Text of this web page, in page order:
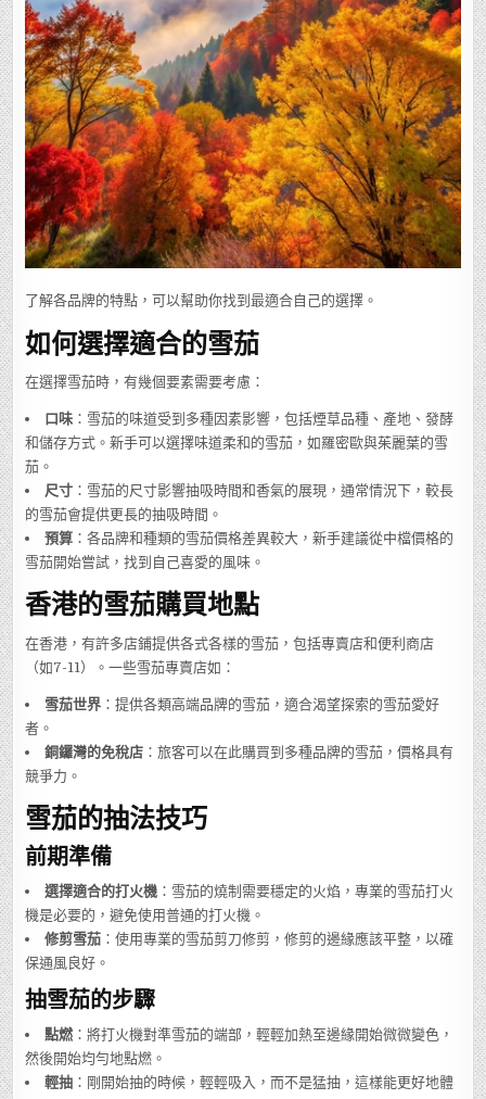
了解各品牌的特點，可以幫助你找到最適合自己的選擇。
如何選擇適合的雪茄
在選擇雪茄時，有幾個要素需要考慮：
口味 ：雪茄的味道受到多種因素影響，包括煙草品種、產地、發酵
和儲存方式。新手可以選擇味道柔和的雪茄，如羅密歐與茱麗葉的雪
茄。
尺寸 ：雪茄的尺寸影響抽吸時間和香氣的展現，通常情況下，較長
的雪茄會提供更長的抽吸時間。
預算 ：各品牌和種類的雪茄價格差異較大，新手建議從中檔價格的
雪茄開始嘗試，找到自己喜愛的風味。
香港的雪茄購買地點
在香港，有許多店鋪提供各式各樣的雪茄，包括專賣店和便利商店
（如7-11）。一些雪茄專賣店如：
雪茄世界 ：提供各類高端品牌的雪茄，適合渴望探索的雪茄愛好
者。
銅鑼灣的免稅店 ：旅客可以在此購買到多種品牌的雪茄，價格具有
競爭力。
雪茄的抽法技巧
前期準備
選擇適合的打火機 ：雪茄的燒制需要穩定的火焰，專業的雪茄打火
機是必要的，避免使用普通的打火機。
修剪雪茄 ：使用專業的雪茄剪刀修剪，修剪的邊緣應該平整，以確
保通風良好。
抽雪茄的步驟
點燃 ：將打火機對準雪茄的端部，輕輕加熱至邊緣開始微微變色，
然後開始均勻地點燃。
輕抽 ：剛開始抽的時候，輕輕吸入，而不是猛抽，這樣能更好地體